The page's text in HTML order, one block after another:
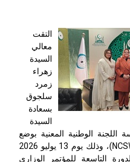
التقت
معالي
السيدة
زهراء
زمرد
سلجوق
بسعادة
السيدة
الوطنية المعنية بوضع
)، وذلك يوم 13 يوليو 2026
التاسعة للمؤتمر الوزاري